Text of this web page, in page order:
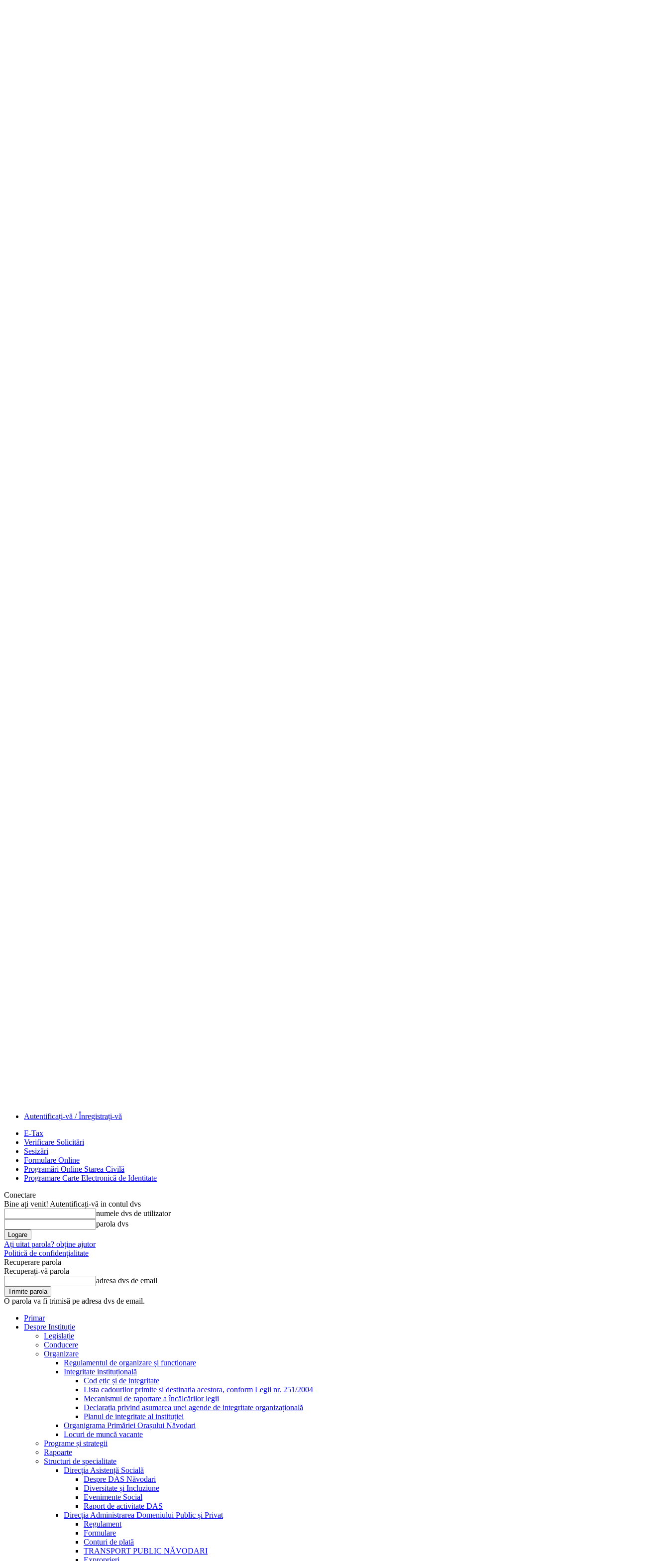
Autentificați-vă / Înregistrați-vă
E-Tax
Verificare Solicitări
Sesizări
Formulare Online
Programări Online Starea Civilă
Programare Carte Electronică de Identitate
Conectare
Bine ați venit! Autentificați-vă in contul dvs
numele dvs de utilizator
parola dvs
Ați uitat parola? obține ajutor
Politică de confidențialitate
Recuperare parola
Recuperați-vă parola
adresa dvs de email
O parola va fi trimisă pe adresa dvs de email.
Primar
Despre Instituție
Legislație
Conducere
Organizare
Regulamentul de organizare și funcționare
Integritate instituțională
Cod etic și de integritate
Lista cadourilor primite si destinatia acestora, conform Legii nr. 251/2004
Mecanismul de raportare a încălcărilor legii
Declarația privind asumarea unei agende de integritate organizațională
Planul de integritate al instituției
Organigrama Primăriei Orașului Năvodari
Locuri de muncă vacante
Programe și strategii
Rapoarte
Structuri de specialitate
Direcția Asistență Socială
Despre DAS Năvodari
Diversitate și Incluziune
Evenimente Social
Raport de activitate DAS
Direcția Administrarea Domeniului Public și Privat
Regulament
Formulare
Conturi de plată
TRANSPORT PUBLIC NĂVODARI